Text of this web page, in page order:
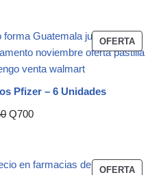
OFERTA
Pfizer – 6 Unidades
Q700
OFERTA